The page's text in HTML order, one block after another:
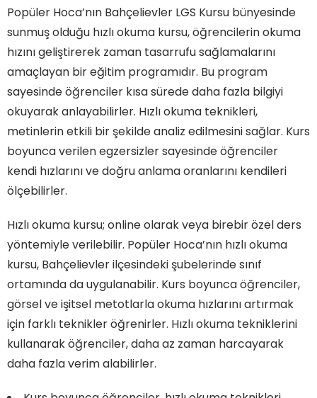
Popüler Hoca’nın Bahçelievler LGS Kursu bünyesinde
sunmuş olduğu hızlı okuma kursu, öğrencilerin okuma
hızını geliştirerek zaman tasarrufu sağlamalarını
amaçlayan bir eğitim programıdır. Bu program
sayesinde öğrenciler kısa sürede daha fazla bilgiyi
okuyarak anlayabilirler. Hızlı okuma teknikleri,
metinlerin etkili bir şekilde analiz edilmesini sağlar. Kurs
boyunca verilen egzersizler sayesinde öğrenciler
kendi hızlarını ve doğru anlama oranlarını kendileri
ölçebilirler.
Hızlı okuma kursu; online olarak veya birebir özel ders
yöntemiyle verilebilir. Popüler Hoca’nın hızlı okuma
kursu, Bahçelievler ilçesindeki şubelerinde sınıf
ortamında da uygulanabilir. Kurs boyunca öğrenciler,
görsel ve işitsel metotlarla okuma hızlarını artırmak
için farklı teknikler öğrenirler. Hızlı okuma tekniklerini
kullanarak öğrenciler, daha az zaman harcayarak
daha fazla verim alabilirler.